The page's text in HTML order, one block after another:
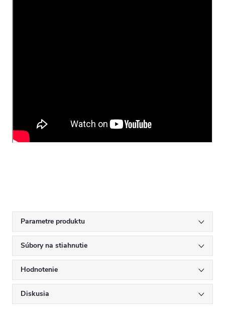
Parametre produktu
Súbory na stiahnutie
Hodnotenie
Diskusia